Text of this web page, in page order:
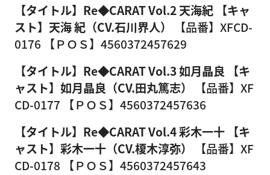
【タイトル】Re◆CARAT Vol.2 天海紀 【キャ
スト】天海 紀（CV.石川界人）
【品番】XFCD-
0176 【ＰＯＳ】4560372457629
【タイトル】Re◆CARAT Vol.3 如月晶良 【キ
ャスト】如月晶良（CV.田丸篤志）
【品番】XF
CD-0177 【ＰＯＳ】4560372457636
【タイトル】Re◆CARAT Vol.4 彩木一十 【キ
ャスト】彩木一十（CV.榎木淳弥）
【品番】XF
CD-0178 【ＰＯＳ】4560372457643